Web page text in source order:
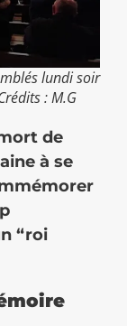
lundi soir
: M.G
de
à se
“roi